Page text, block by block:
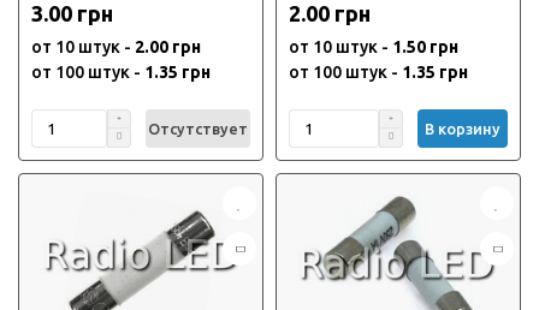
3.00 грн
от 10 штук - 2.00 грн
от 100 штук - 1.35 грн
Отсутствует
2.00 грн
от 10 штук - 1.50 грн
от 100 штук - 1.35 грн
В корзину